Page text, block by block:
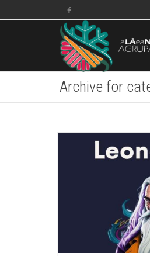
Archive for